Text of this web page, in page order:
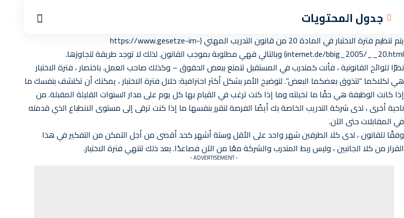
جدول المحتويات
يتم تنظيم فترة الاختبار في المادة 20 من قانون التدريب المهني (https://www.gesetze-im-
internet.de/bbig_2005/__20.html) وبالتالي فهي مطلوبة بموجب القانون. لذلك لا توجد طريقة لتجاوزها.
نظرًا للوائح القانونية ، فأنت كمتدرب في المستقبل تتمتع ببعض الحقوق – وكذلك صاحب العمل. باختصار ، فترة الاختبار
هي لكلاكما “لتذوق بعضكما البعض”. لتوضيح الأمر بشكل أكثر احترافية: خلال فترة الاختبار ، يمكنك أن تكتشف بنفسك ما
إذا كانت الوظيفة هي حقًا ما تخيلته وما إذا كنت ترغب في القيام بها كل يوم على مدار السنوات القليلة المقبلة. من
ناحية أخرى ، لدى شركة التدريب الخاصة بك أيضًا الفرصة لتقرر بنفسها ما إذا كنت ترقى إلى مستوى الانطباع الذي قدمته
في المقابلات حتى الآن.
وفقًا للقانون ، لدى كلا الطرفين شهر واحد على الأقل وستة أشهر كحد أقصى من أجل التمكن من التفكير في هذا
القرار من كلا الجانبين ، وليس ربط المتدرب والشركة معًا من الآن فصاعدًا. بعد ذلك تنتهي فترة الاختبار.
- ADVERTISEMENT -